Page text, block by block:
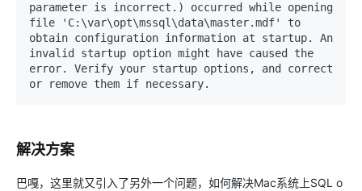
parameter is incorrect.) occurred while opening
file 'C:\var\opt\mssql\data\master.mdf' to
obtain configuration information at startup. An
invalid startup option might have caused the
error. Verify your startup options, and correct
or remove them if necessary.
解决方案
巴嘎，这里就又引入了另外一个问题，如何解决Mac系统上SQL o